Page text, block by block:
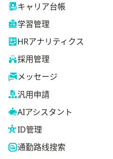
キャリア台帳
学習管理
HRアナリティクス
採用管理
メッセージ
汎用申請
AIアシスタント
ID管理
通勤路线搜索